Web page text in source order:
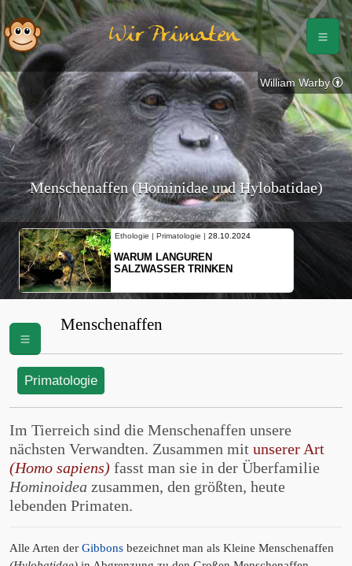
Wir Primaten
Menschenaffen (Hominidae und Hylobatidae)
Ethologie | Primatologie |10.10.2024
NEUES VON WEIBLICHEN
SCHOPFGIBBONS UND IHRER
William Warby
Menschenaffen
Primatologie
Im Tierreich sind die Menschenaffen unsere
nächsten Verwandten. Zusammen mit unserer Art
(Homo sapiens) fasst man sie in der Überfamilie
Hominoidea zusammen, den größten, heute
lebenden Primaten.
Alle Arten der Gibbons bezeichnet man als Kleine Menschenaffen